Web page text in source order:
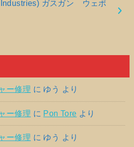
ガスガン ウェポ
ー修理 に ゆう より
ー修理 に Pon Tore より
ー修理 に ゆう より